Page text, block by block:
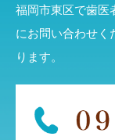
福岡市東区で歯医
にお問い合わせく
ります。